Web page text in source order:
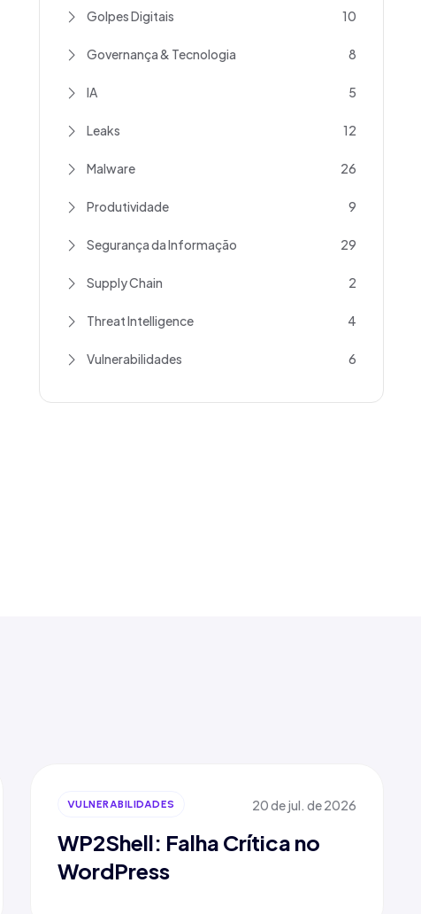
Golpes Digitais 10
Governança & Tecnologia 8
IA 5
Leaks 12
Malware 26
Produtividade 9
Segurança da Informação 29
Supply Chain 2
Threat Intelligence 4
Vulnerabilidades 6
VULNERABILIDADES 20 de jul. de 2026
WP2Shell: Falha Crítica no
WordPress